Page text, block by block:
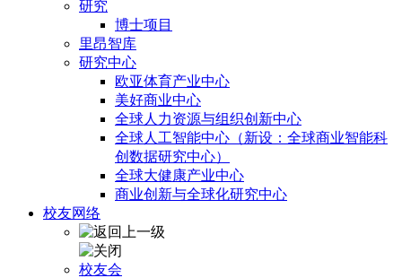
研究
博士项目
里昂智库
研究中心
欧亚体育产业中心
美好商业中心
全球人力资源与组织创新中心
全球人工智能中心（新设：全球商业智能科
创数据研究中心）
全球大健康产业中心
商业创新与全球化研究中心
校友网络
校友会